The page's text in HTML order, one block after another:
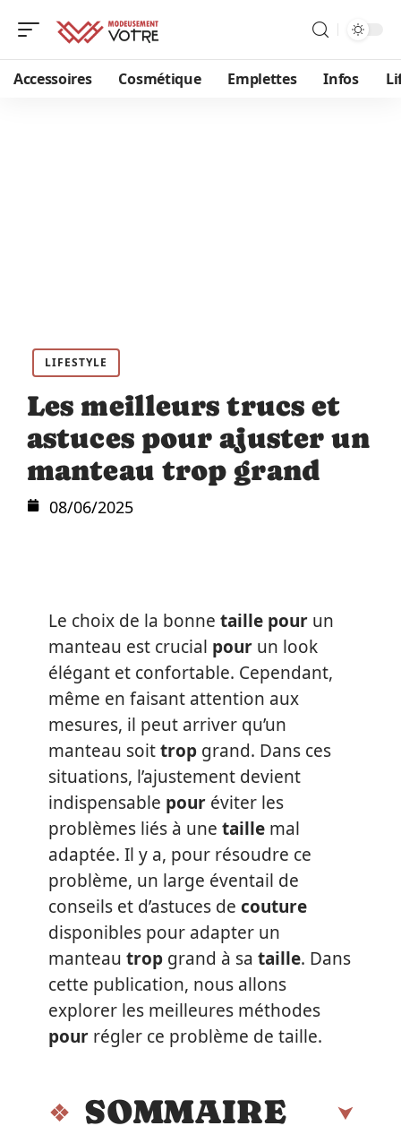
Accessoires Cosmétique Emplettes Infos
LIFESTYLE
Les meilleurs trucs et
astuces pour ajuster un
manteau trop grand
08/06/2025
Le choix de la bonne taille pour un
manteau est crucial pour un look
élégant et confortable. Cependant,
même en faisant attention aux
mesures, il peut arriver qu’un
manteau soittrop grand. Dans ces
situations, l’ajustement devient
indispensable pour éviter les
problèmes liés à une taille mal
adaptée. Il y a, pour résoudre ce
problème, un large éventail de
conseils et d’astuces de couture
disponibles pour adapter un
manteau trop grand à sa taille. Dans
cette publication, nous allons
explorer les meilleures méthodes
pour régler ce problème de taille.
SOMMAIRE